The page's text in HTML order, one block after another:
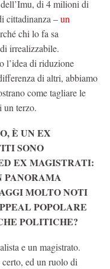
di 4 milioni di
cittadinanza –un
chi lo fa sa
irrealizzabile.
l’idea di riduzione
di altri, abbiamo
come tagliare le
un terzo.
È UN EX
SONO
EX MAGISTRATI:
PANORAMA
MOLTO NOTI
POPOLARE
POLITICHE?
e un magistrato.
ed un ruolo di